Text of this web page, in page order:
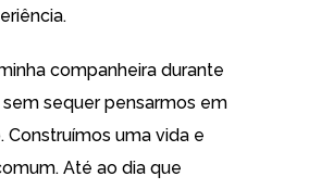
companheira durante
sem sequer pensarmos em
Construímos uma vida e
Até ao dia que